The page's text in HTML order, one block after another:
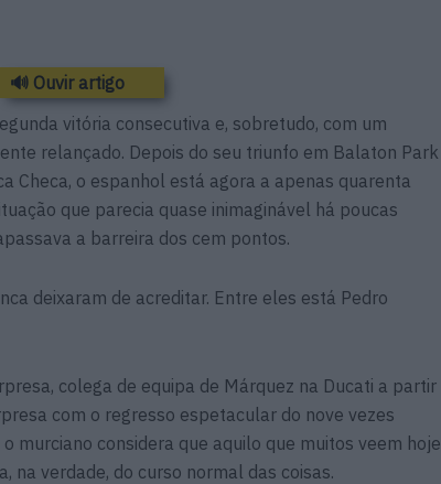
🔊 Ouvir artigo
vitória consecutiva e, sobretudo, com um
relançado. Depois do seu triunfo em Balaton Park
Checa, o espanhol está agora a apenas quarenta
que parecia quase inimaginável há poucas
a barreira dos cem pontos.
deixaram de acreditar. Entre eles está Pedro
colega de equipa de Márquez na Ducati a partir
com o regresso espetacular do nove vezes
murciano considera que aquilo que muitos veem hoje
na verdade, do curso normal das coisas.